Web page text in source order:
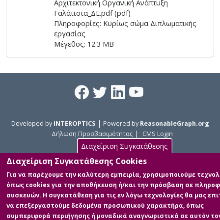
the country.Αρχιτεκτονική Οργανική Ανάπτυξη
Γαλάτιστα_ΔΕ.pdf (pdf)
Πληροφορίες: Κυρίως σώμα Διπλωματικής
εργασίας
Μέγεθος: 12.3 MB
Developed by INTEROPTICS| Powered by ReasonableGraph.org
Δήλωση Προσβασιμότητας| CMS Login
Διαχείριση Συγκατάθεσης
Διαχείριση Συγκατάθεσης Cookies
Για να παρέχουμε την καλύτερη εμπειρία, χρησιμοποιούμε
όπως cookies για την αποθήκευση ή/και την πρόσβαση σε
συσκευών. Η συγκατάθεση για τις εν λόγω τεχνολογίες θα μας
να επεξεργαστούμε δεδομένα προσωπικού χαρακτήρα, όπως
συμπεριφορά περιήγησης ή μοναδικά αναγνωριστικά σε αυτόν